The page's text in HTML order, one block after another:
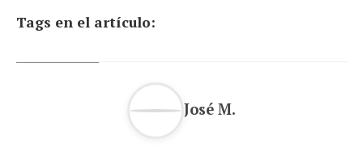
Tags en el artículo:
José M.